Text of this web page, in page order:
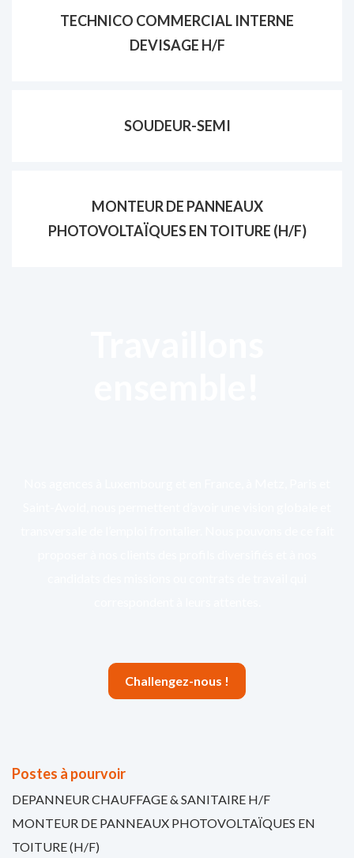
TECHNICO COMMERCIAL INTERNE
DEVISAGE H/F
SOUDEUR-SEMI
MONTEUR DE PANNEAUX
PHOTOVOLTAÏQUES EN TOITURE (H/F)
Challengez-nous !
Postes à pourvoir
DEPANNEUR CHAUFFAGE & SANITAIRE H/F
MONTEUR DE PANNEAUX PHOTOVOLTAÏQUES EN
TOITURE (H/F)